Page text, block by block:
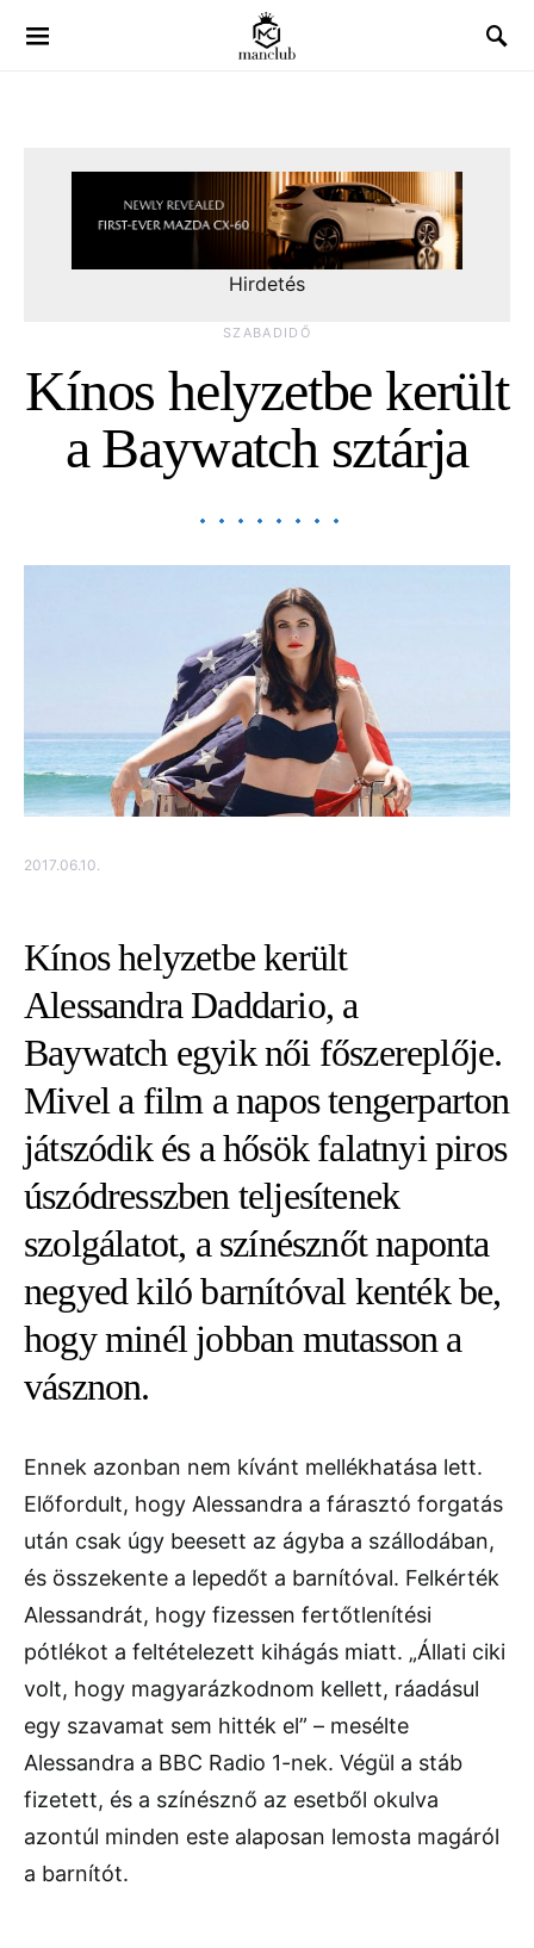
Hirdetés
SZABADIDŐ
Kínos helyzetbe került
a Baywatch sztárja
2017.06.10.
Kínos helyzetbe került
Alessandra Daddario, a
Baywatch egyik női főszereplője.
Mivel a film a napos tengerparton
játszódik és a hősök falatnyi piros
úszódresszben teljesítenek
szolgálatot, a színésznőt naponta
negyed kiló barnítóval kenték be,
hogy minél jobban mutasson a
vásznon.
Ennek azonban nem kívánt mellékhatása lett.
Előfordult, hogy Alessandra a fárasztó forgatás
után csak úgy beesett az ágyba a szállodában,
és összekente a lepedőt a barnítóval. Felkérték
Alessandrát, hogy fizessen fertőtlenítési
pótlékot a feltételezett kihágás miatt. „Állati ciki
volt, hogy magyarázkodnom kellett, ráadásul
egy szavamat sem hitték el” – mesélte
Alessandra a BBC Radio 1-nek. Végül a stáb
fizetett, és a színésznő az esetből okulva
azontúl minden este alaposan lemosta magáról
a barnítót.